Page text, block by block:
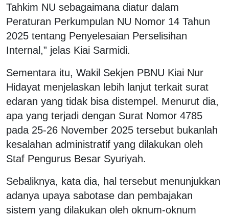
Tahkim NU sebagaimana diatur dalam
Peraturan Perkumpulan NU Nomor 14 Tahun
2025 tentang Penyelesaian Perselisihan
Internal,” jelas Kiai Sarmidi.
Sementara itu, Wakil Sekjen PBNU Kiai Nur
Hidayat menjelaskan lebih lanjut terkait surat
edaran yang tidak bisa distempel. Menurut dia,
apa yang terjadi dengan Surat Nomor 4785
pada 25-26 November 2025 tersebut bukanlah
kesalahan administratif yang dilakukan oleh
Staf Pengurus Besar Syuriyah.
Sebaliknya, kata dia, hal tersebut menunjukkan
adanya upaya sabotase dan pembajakan
sistem yang dilakukan oleh oknum-oknum